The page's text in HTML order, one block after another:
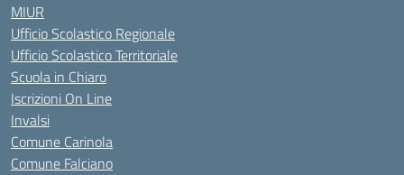
MIUR
Ufficio Scolastico Regionale
Ufficio Scolastico Territoriale
Scuola in Chiaro
Iscrizioni On Line
Invalsi
Comune Carinola
Comune Falciano